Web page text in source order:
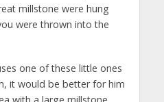
millstone were hung
were thrown into the
one of these little ones
it would be better for him